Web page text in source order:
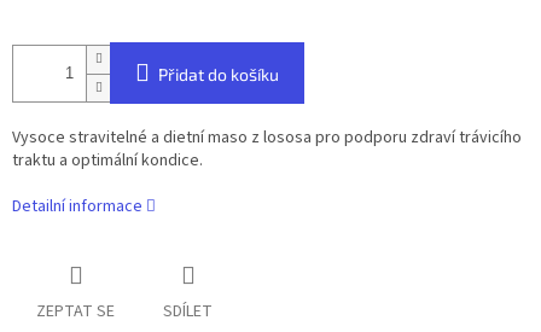
Přidat do košíku
Vysoce stravitelné a dietní maso z lososa pro podporu zdraví trávicího
traktu a optimální kondice.
Detailní informace
ZEPTAT SE SDÍLET